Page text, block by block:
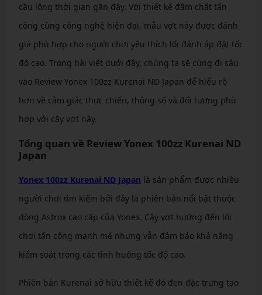
cầu lông thời gian gần đây. Với thiết kế đậm chất tấn
công cùng công nghệ hiện đại, mẫu vợt này được đánh
giá phù hợp cho người chơi yêu thích lối đánh áp đặt tốc
độ cao. Trong bài viết dưới đây, chúng ta sẽ cùng đi sâu
vào Review Yonex 100zz Kurenai ND Japan để hiểu rõ
hơn về cảm giác thực chiến, thông số và đối tượng phù
hợp với cây vợt này.
Tổng quan về Review Yonex 100zz Kurenai ND
Japan
Yonex 100zz Kurenai ND Japan là sản phẩm được nhiều
người chơi tìm kiếm bởi đây là phiên bản nổi bật thuộc
dòng Astrox cao cấp của Yonex. Cây vợt hướng đến lối
chơi tấn công mạnh mẽ nhưng vẫn đảm bảo khả năng
kiểm soát trong các tình huống tốc độ cao.
Phiên bản Kurenai sở hữu thiết kế đỏ đen đặc trưng tạo